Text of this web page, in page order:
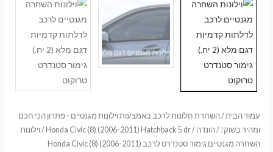
עמוד הבית/השחרת חלונות לרכב באמצעות וילונות מגנטיים - פתרון הכי חכם
ומהיר בשוק! /הונדה /
Honda Civic (8) (2006-2011) Hatchback 5 dr / וילונות
השחרה מגנטיים גימור סטנדרט לרכב Honda Civic (8) (2006-2011)